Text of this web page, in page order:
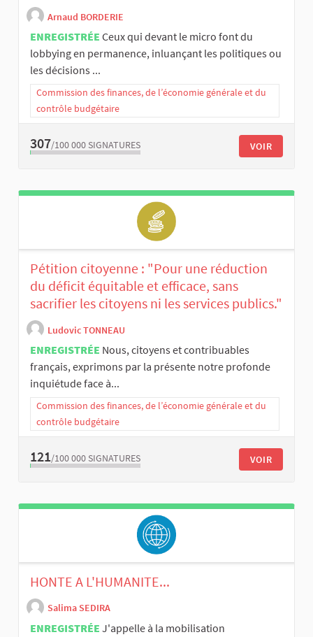
Arnaud BORDERIE
ENREGISTRÉE Ceux qui devant le micro font du
lobbying en permanence, inluançant les politiques ou
les décisions ...
Commission des finances, de l’économie générale et du
contrôle budgétaire
307/100 000 SIGNATURES VOIR
Pétition citoyenne : "Pour une réduction
du déficit équitable et efficace, sans
sacrifier les citoyens ni les services publics."
Ludovic TONNEAU
ENREGISTRÉE Nous, citoyens et contribuables
français, exprimons par la présente notre profonde
inquiétude face à...
Commission des finances, de l’économie générale et du
contrôle budgétaire
121/100 000 SIGNATURES VOIR
HONTE A L'HUMANITE...
Salima SEDIRA
ENREGISTRÉE J'appelle à la mobilisation